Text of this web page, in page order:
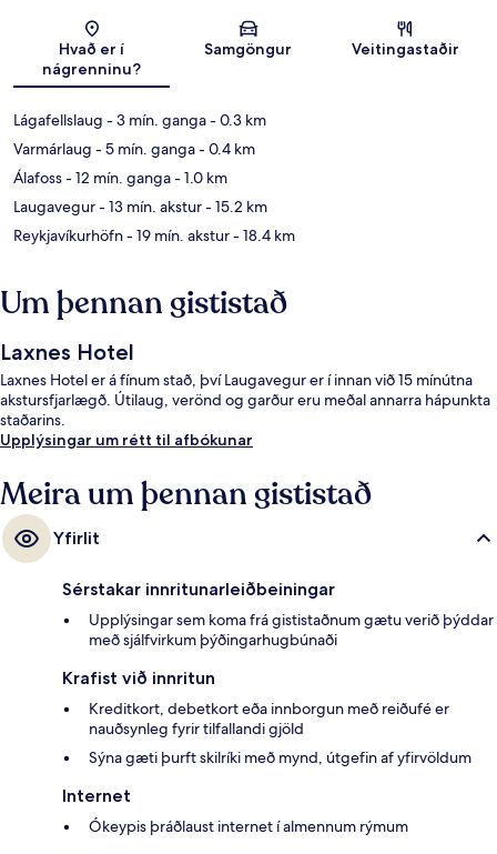
Kort
Hvað er í
nágrenninu?
Samgöngur Veitingastaðir
Lágafellslaug - 3 mín. ganga- 0.3 km
Varmárlaug - 5 mín. ganga- 0.4 km
Álafoss- 12 mín. ganga- 1.0 km
Laugavegur- 13 mín. akstur- 15.2 km
Reykjavíkurhöfn- 19 mín. akstur- 18.4 km
Um þennan gististað
Laxnes Hotel
Laxnes Hotel er á fínum stað, því Laugavegur er í innan við 15 mínútna
akstursfjarlægð. Útilaug, verönd og garður eru meðal annarra hápunkta
staðarins.
Upplýsingar um rétt til afbókunar
Meira um þennan gististað
Yfirlit
Sérstakar innritunarleiðbeiningar
Upplýsingar sem koma frá gististaðnum gætu verið þýddar
með sjálfvirkum þýðingarhugbúnaði
Krafist við innritun
Kreditkort, debetkort eða innborgun með reiðufé er
nauðsynleg fyrir tilfallandi gjöld
Sýna gæti þurft skilríki með mynd, útgefin af yfirvöldum
Internet
Ókeypis þráðlaust internet í almennum rýmum